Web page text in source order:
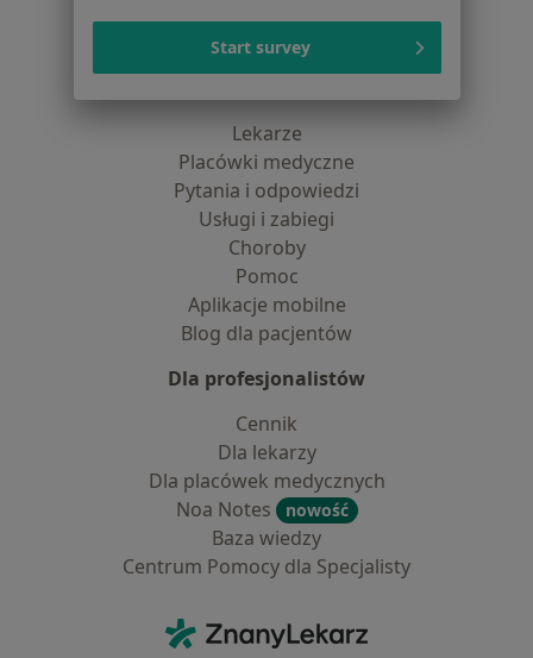
Kontakt
Lekarze
Placówki medyczne
Pytania i odpowiedzi
Usługi i zabiegi
Choroby
Pomoc
Aplikacje mobilne
Blog dla pacjentów
Dla profesjonalistów
Cennik
Dla lekarzy
Dla placówek medycznych
Noa Notes
nowość
Baza wiedzy
Centrum Pomocy dla Specjalisty
ZnanyLekarz - Strona główna
Start survey